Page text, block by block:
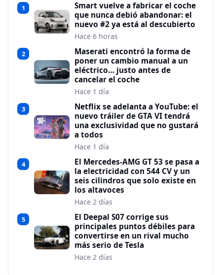
1
Smart vuelve a fabricar el coche
que nunca debió abandonar: el
nuevo #2 ya está al descubierto
Hace 6 horas
2
Maserati encontró la forma de
poner un cambio manual a un
eléctrico… justo antes de
cancelar el coche
Hace 1 día
3
Netflix se adelanta a YouTube: el
nuevo tráiler de GTA VI tendrá
una exclusividad que no gustará
a todos
Hace 1 día
4
El Mercedes-AMG GT 53 se pasa a
la electricidad con 544 CV y un
seis cilindros que solo existe en
los altavoces
Hace 2 días
5
El Deepal S07 corrige sus
principales puntos débiles para
convertirse en un rival mucho
más serio de Tesla
Hace 2 días